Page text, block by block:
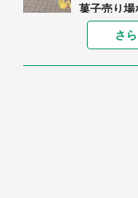
菓子売り場
ドル高い」
「閉所恐
ック。隣
とお願い
さ